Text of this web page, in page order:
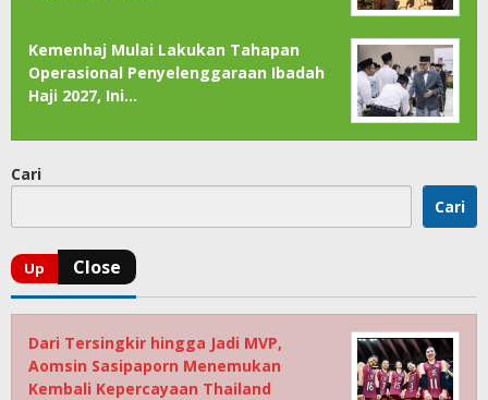
Kemenhaj Mulai Lakukan Tahapan
Operasional Penyelenggaraan Ibadah
Haji 2027, Ini…
Cari
Cari
Dari Tersingkir hingga Jadi MVP,
Aomsin Sasipaporn Menemukan
Kembali Kepercayaan Thailand